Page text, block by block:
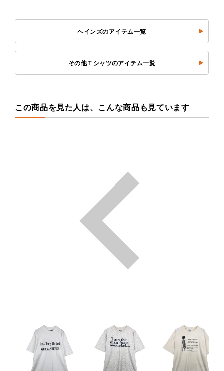
ヘインズのアイテム一覧
その他Ｔシャツのアイテム一覧
この商品を見た人は、こんな商品も見ています